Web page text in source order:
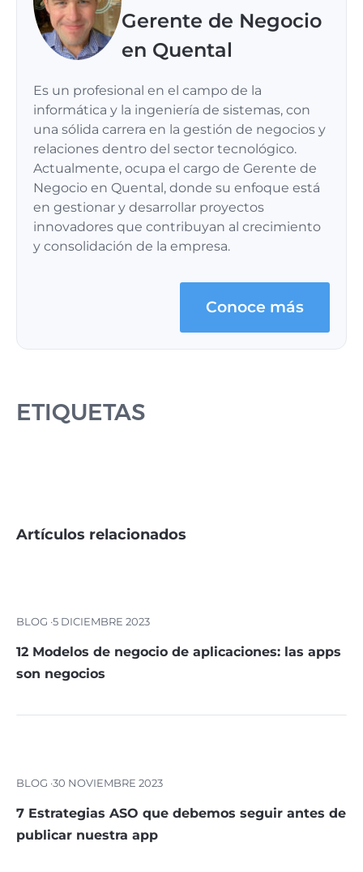
Gerente de Negocio
en Quental
Es un profesional en el campo de la
informática y la ingeniería de sistemas, con
una sólida carrera en la gestión de negocios y
relaciones dentro del sector tecnológico.
Actualmente, ocupa el cargo de Gerente de
Negocio en Quental, donde su enfoque está
en gestionar y desarrollar proyectos
innovadores que contribuyan al crecimiento
y consolidación de la empresa.
Conoce más
ETIQUETAS
Artículos relacionados
BLOG ·5 DICIEMBRE 2023
12 Modelos de negocio de aplicaciones: las apps
son negocios
BLOG ·30 NOVIEMBRE 2023
7 Estrategias ASO que debemos seguir antes de
publicar nuestra app